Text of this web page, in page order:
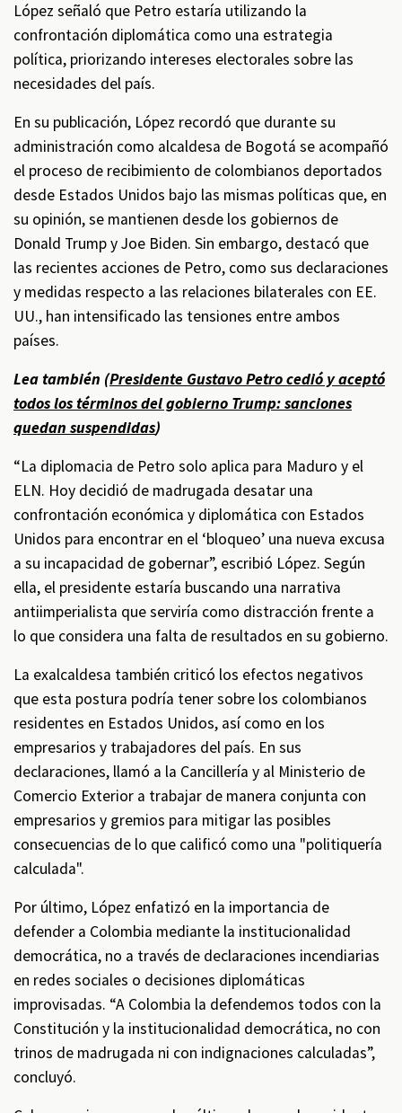
López señaló que Petro estaría utilizando la
confrontación diplomática como una estrategia
política, priorizando intereses electorales sobre las
necesidades del país.
En su publicación, López recordó que durante su
administración como alcaldesa de Bogotá se acompañó
el proceso de recibimiento de colombianos deportados
desde Estados Unidos bajo las mismas políticas que, en
su opinión, se mantienen desde los gobiernos de
Donald Trump y Joe Biden. Sin embargo, destacó que
las recientes acciones de Petro, como sus declaraciones
y medidas respecto a las relaciones bilaterales con EE.
UU., han intensificado las tensiones entre ambos
países.
Lea también (Presidente Gustavo Petro cedió y aceptó
todos los términos del gobierno Trump: sanciones
quedan suspendidas)
“La diplomacia de Petro solo aplica para Maduro y el
ELN. Hoy decidió de madrugada desatar una
confrontación económica y diplomática con Estados
Unidos para encontrar en el ‘bloqueo’ una nueva excusa
a su incapacidad de gobernar”, escribió López. Según
ella, el presidente estaría buscando una narrativa
antiimperialista que serviría como distracción frente a
lo que considera una falta de resultados en su gobierno.
La exalcaldesa también criticó los efectos negativos
que esta postura podría tener sobre los colombianos
residentes en Estados Unidos, así como en los
empresarios y trabajadores del país. En sus
declaraciones, llamó a la Cancillería y al Ministerio de
Comercio Exterior a trabajar de manera conjunta con
empresarios y gremios para mitigar las posibles
consecuencias de lo que calificó como una "politiquería
calculada".
Por último, López enfatizó en la importancia de
defender a Colombia mediante la institucionalidad
democrática, no a través de declaraciones incendiarias
en redes sociales o decisiones diplomáticas
improvisadas. “A Colombia la defendemos todos con la
Constitución y la institucionalidad democrática, no con
trinos de madrugada ni con indignaciones calculadas”,
concluyó.